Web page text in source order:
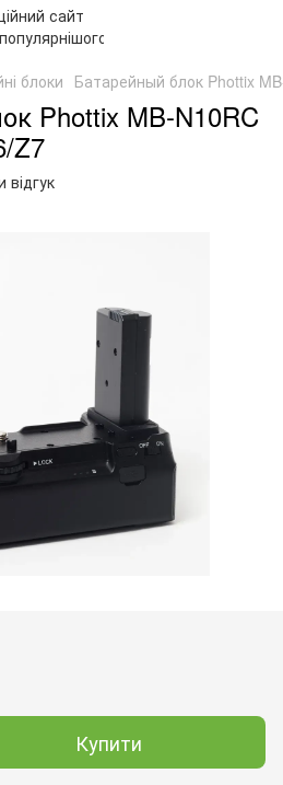
блоки Батарейный блок Phottix
Phottix MB-N10RC
Z7
відгук
Купити